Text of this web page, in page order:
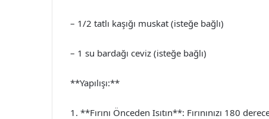
– 1/2 tatlı kaşığı muskat (isteğe bağlı)
– 1 su bardağı ceviz (isteğe bağlı)
**Yapılışı:**
1. **Fırını Önceden Isıtın**: Fırınınızı 180